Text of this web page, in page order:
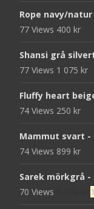
Rope navy/natur
77 Views 400 kr
Shansi grå
77 Views 1 075 kr
Fluffy heart
74 Views 250 kr
Mammut svart
74 Views 899 kr
Sarek mörkgrå
70 Views